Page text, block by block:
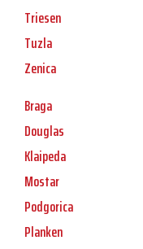
Triesen
Tuzla
Zenica
Braga
Douglas
Klaipeda
Mostar
Podgorica
Planken